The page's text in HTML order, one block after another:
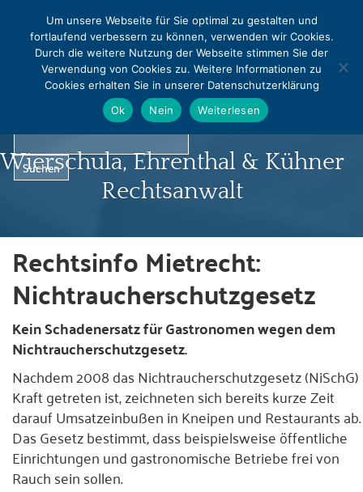
0331 - 240542 0331 - 240544
info@rapralat-potsdam.de
Norbert Pralat
Wierschula, Ehrenthal & Kühner
Rechtsanwalt
Startseite
Profil
Presse
Kontakt
Rechtsinfo Mietrecht:
Nichtraucherschutzgesetz
Kein Schadenersatz für Gastronomen wegen dem
Nichtraucherschutzgesetz.
Nachdem 2008 das Nichtraucherschutzgesetz
Kraft getreten ist, zeichneten sich bereits kurze Zeit
darauf Umsatzeinbußen in Kneipen und Restaurants ab.
Das Gesetz bestimmt, dass beispielsweise öffentliche
Einrichtungen und gastronomische Betriebe frei von
Rauch sein sollen.
MENU
Um unsere Webseite für Sie optimal zu gestalten und
fortlaufend verbessern zu können, verwenden wir Cookies.
Durch die weitere Nutzung der Webseite stimmen Sie der
Verwendung von Cookies zu. Weitere Informationen zu
Cookies erhalten Sie in unserer Datenschutzerklärung
Ok
Nein Weiterlesen